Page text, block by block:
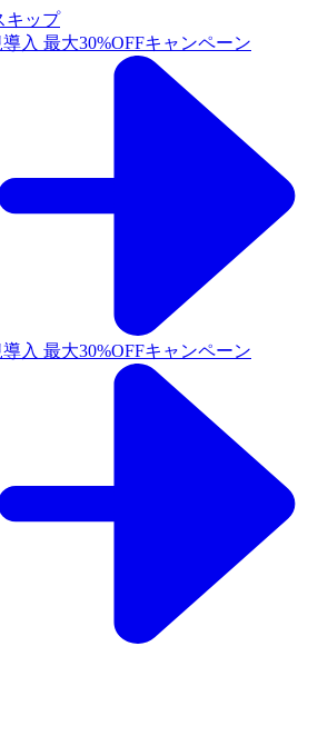
キップ
導入 最大30%OFFキャンペーン
導入 最大30%OFFキャンペーン